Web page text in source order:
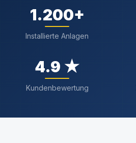
1.200+
Installierte Anlagen
4.9 ★
Kundenbewertung